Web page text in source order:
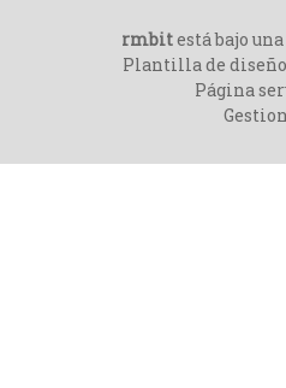
rmbitestá bajo una
Plantilla de
Página